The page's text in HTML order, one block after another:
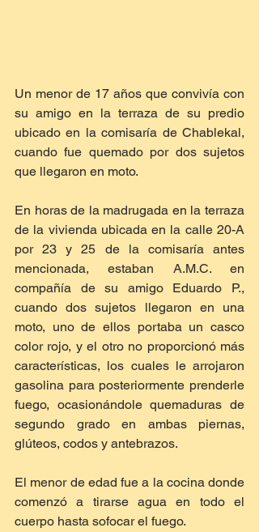
Un menor de 17 años que convivía con
su amigo en la terraza de su predio
ubicado en la comisaría de Chablekal,
cuando fue quemado por dos sujetos
que llegaron en moto.
En horas de la madrugada en la terraza
de la vivienda ubicada en la calle 20-A
por 23 y 25 de la comisaría antes
mencionada, estaban A.M.C. en
compañía de su amigo Eduardo P.,
cuando dos sujetos llegaron en una
moto, uno de ellos portaba un casco
color rojo, y el otro no proporcionó más
características, los cuales le arrojaron
gasolina para posteriormente prenderle
fuego, ocasionándole quemaduras de
segundo grado en ambas piernas,
glúteos, codos y antebrazos.
El menor de edad fue a la cocina donde
comenzó a tirarse agua en todo el
cuerpo hasta sofocar el fuego.